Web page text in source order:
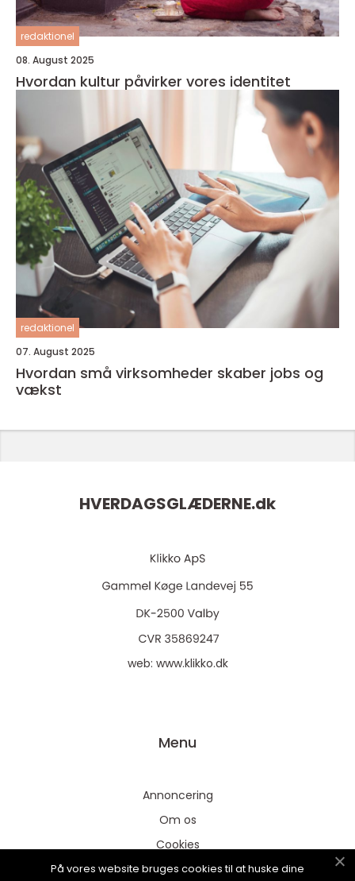
redaktionel
08. August 2025
Hvordan kultur påvirker vores identitet
redaktionel
07. August 2025
Hvordan små virksomheder skaber jobs og
vækst
HVERDAGSGLÆDERNE.dk
web: www.klikko.dk
Menu
Annoncering
Om os
Cookies
Kontakt os
På vores website bruges cookies til at huske dine